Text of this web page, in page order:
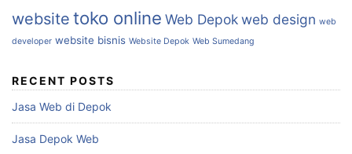
website toko online Web Depokweb design web
developer website bisnis Website Depok Web Sumedang
RECENT POSTS
Jasa Web di Depok
Jasa Depok Web